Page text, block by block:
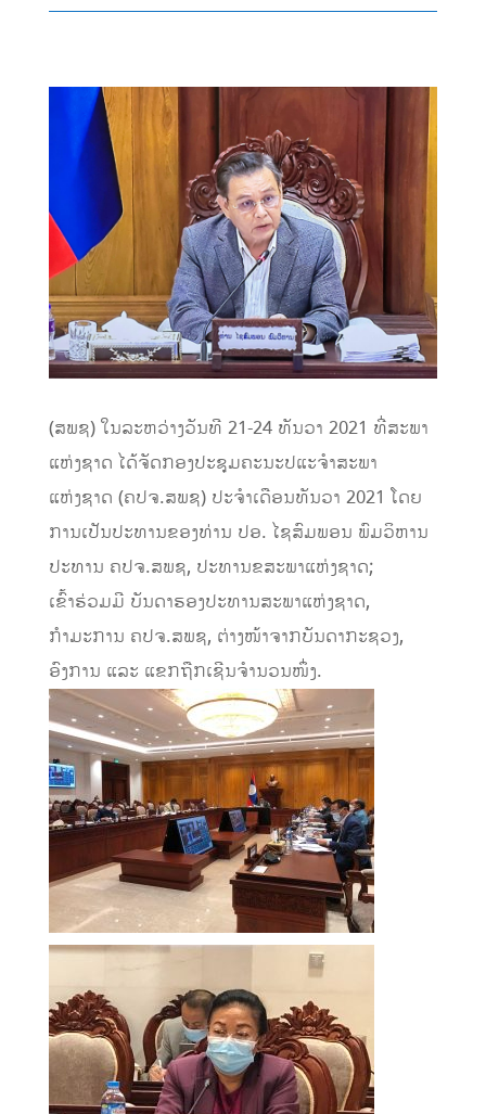
(ສພຊ) ໃນລະຫວ່າງວັນທີ 21-24 ທັນວາ 2021 ທີ່ສະພາ
ແຫ່ງຊາດ ໄດ້ຈັດກອງປະຊຸມຄະນະປແະຈຳສະພາ
ແຫ່ງຊາດ (ຄປຈ.ສພຊ) ປະຈຳເດືອນທັນວາ 2021 ໂດຍ
ການເປັນປະທານຂອງທ່ານ ປອ. ໄຊສົມພອນ ພົມວິຫານ
ປະທານ ຄປຈ.ສພຊ, ປະທານຂສະພາແຫ່ງຊາດ;
ເຂົ້າຮ່ວມມີ ບັນດາຮອງປະທານສະພາແຫ່ງຊາດ,
ກຳມະການ ຄປຈ.ສພຊ, ຕ່າງໜ້າຈາກບັນດາກະຊວງ,
ອົງການ ແລະ ແຂກຖືກເຊີນຈຳນວນໜຶ່ງ.